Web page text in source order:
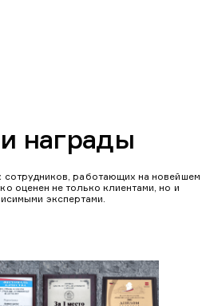
награды
работающих на новейшем
оценен не только клиентами, но и
экспертами.